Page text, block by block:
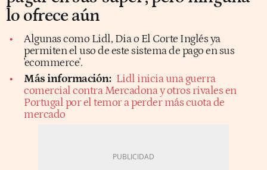
lo ofrece aún
Algunas como Lidl, Dia o El Corte Inglés ya
permiten el uso de este sistema de pago en sus
'ecommerce'.
Más información: Lidl inicia una guerra
comercial contra Mercadona y otros rivales en
Portugal por el temor a perder más cuota de
mercado